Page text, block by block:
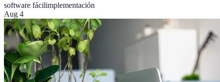
software fácilimplementación
Aug 4